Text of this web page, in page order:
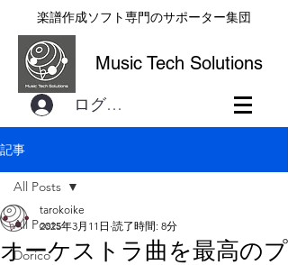
楽譜作成ソフト専門のサポーター集団
Music Tech Solutions
ログイン
記事
All Posts
Dorico
All Posts
オーケストラ曲を最高のプ
tarokoike
2025年3月11日 読了時間: 8分